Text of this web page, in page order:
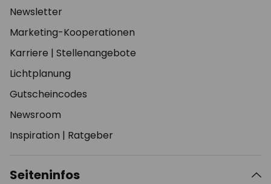
Newsletter
Marketing-Kooperationen
Karriere | Stellenangebote
Lichtplanung
Gutscheincodes
Newsroom
Inspiration | Ratgeber
Seiteninfos